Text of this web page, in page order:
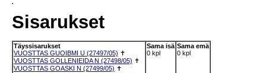
Sisarukset
Täyssisarukset
VUOSTTAS GUOIBMI U (27497/05) ✝
VUOSTTAS GOLLENIEIDA N (27498/05) ✝
VUOSTTAS GOASKI N (27499/05) ✝
Sama isä
0 kpl
Sama emä
0 kpl